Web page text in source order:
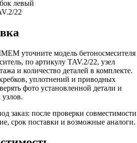
левый
22
уточните модель бетоносмесителя
по артикулу TAV.2/22, узел
и количество деталей в комплекте.
уплотнений и приводных
фото установленной детали и
заказ: после проверки совместимости
срок поставки и возможные аналоги.